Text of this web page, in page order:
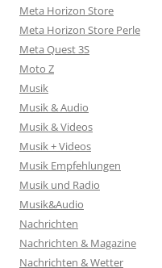
Meta Horizon Store
Meta Horizon Store Perle
Meta Quest 3S
Moto Z
Musik
Musik & Audio
Musik & Videos
Musik + Videos
Musik Empfehlungen
Musik und Radio
Musik&Audio
Nachrichten
Nachrichten & Magazine
Nachrichten & Wetter